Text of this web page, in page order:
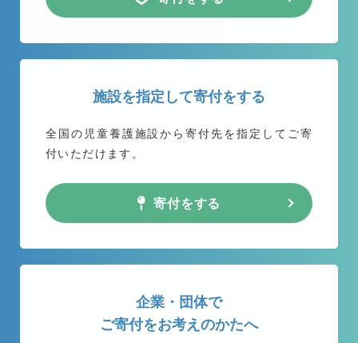
施設を指定して寄付をする
全国の児童養護施設から寄付先を指定してご寄
付いただけます。
寄付をする
企業・団体で
ご寄付をお考えのかたへ